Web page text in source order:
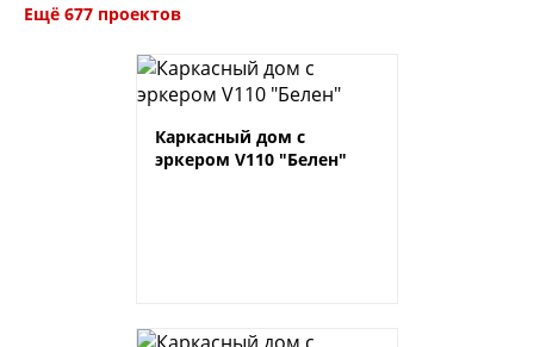
Ещё 677 проектов
Каркасный дом с
эркером V110 "Белен"